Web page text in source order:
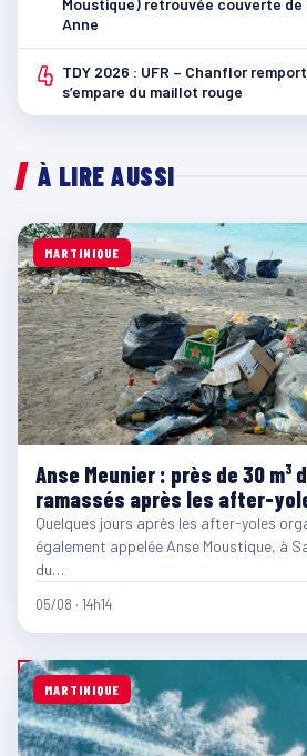
Moustique) retrouvée couverte
Anne
4 TDY 2026 : UFR – Chanflor
s’empare du maillot rouge
À LIRE AUSSI
MARTINIQUE
Anse Meunier : près de 30 m³
ramassés après les after-
Quelques jours après les after-yoles
également appelée Anse Moustique, à
du…
05/08 · 14h14
MARTINIQUE